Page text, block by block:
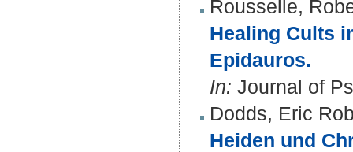
Rousselle,
Healing Cults
Epidauros.
In: Journal of
Dodds, Eric
Heiden und